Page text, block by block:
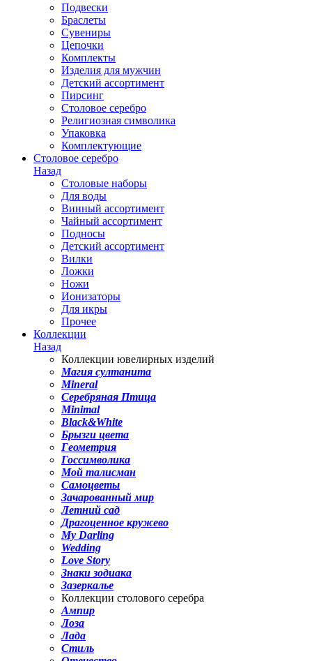
Подвески
Браслеты
Сувениры
Цепочки
Комплекты
Изделия для мужчин
Детский ассортимент
Пирсинг
Столовое серебро
Религиозная символика
Упаковка
Комплектующие
Столовое серебро
Назад
Столовые наборы
Для воды
Винный ассортимент
Чайный ассортимент
Подносы
Детский ассортимент
Вилки
Ложки
Ножи
Ионизаторы
Для икры
Прочее
Коллекции
Назад
Коллекции ювелирных изделий
Магия султанита
Mineral
Серебряная Птица
Minimal
Black&White
Брызги цвета
Геометрия
Госсимволика
Мой талисман
Самоцветы
Зачарованный мир
Летний сад
Драгоценное кружево
My Darling
Wedding
Love Story
Знаки зодиака
Зазеркалье
Коллекции столового серебра
Ампир
Лоза
Лада
Стиль